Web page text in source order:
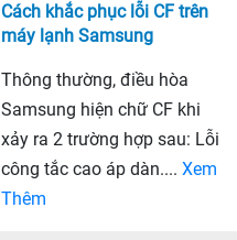
Cách khắc phục lỗi CF trên
máy lạnh Samsung
Thông thường, điều hòa
Samsung hiện chữ CF khi
xảy ra 2 trường hợp sau: Lỗi
công tắc cao áp dàn.... Xem
Thêm